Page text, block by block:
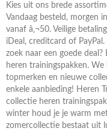
Kies uit ons brede
Vandaag besteld, morgen
vanaf â‚¬50. Veilige
iDeal, creditcard of
zoek naar een goede
heren trainingspakken.
topmerken en nieuwe
enkele aanbieding! Heren
collectie heren
winter houd je je warm
zomercollectie bestaat uit